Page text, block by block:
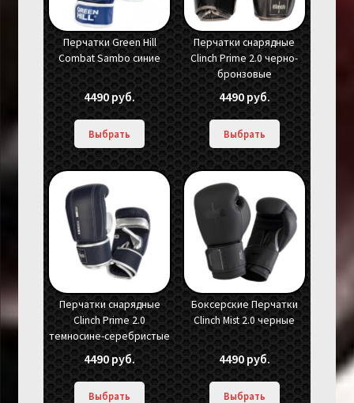
Перчатки Green Hill
Combat Sambo синие
4490 руб.
Выбрать
Перчатки снарядные
Clinch Prime 2.0 черно-
бронзовые
4490руб.
Выбрать
Перчатки снарядные
Clinch Prime 2.0
темносине-серебристые
4490 руб.
Выбрать
Боксерские Перчатки
Clinch Mist 2.0 черные
4490руб.
Выбрать